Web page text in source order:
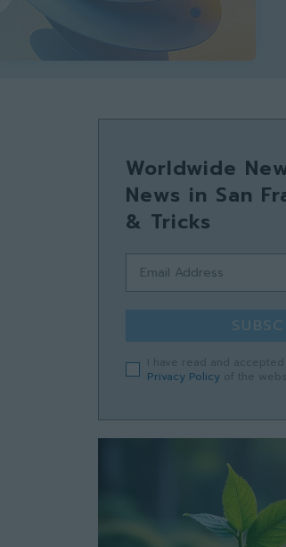
Worldwide
News in San
& Tricks
Privacy Policy